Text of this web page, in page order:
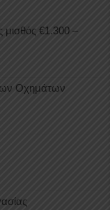
μισθός €1.300 –
Οχημάτων